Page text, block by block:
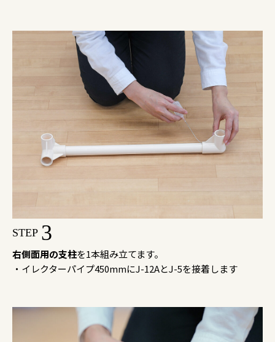
STEP 3
右側面用の支柱を1本組み立てます。
・イレクターパイプ450mmにJ-12AとJ-5を接着します